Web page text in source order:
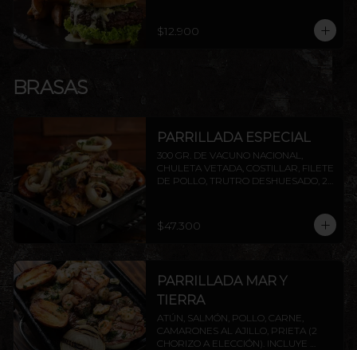
$12.900
BRASAS
PARRILLADA ESPECIAL
300 GR. DE VACUNO NACIONAL,
CHULETA VETADA, COSTILLAR, FILETE
DE POLLO, TRUTRO DESHUESADO, 2
$47.300
PARRILLADA MAR Y
TIERRA
ATÚN, SALMÓN, POLLO, CARNE,
CAMARONES AL AJILLO, PRIETA (2
CHORIZO A ELECCIÓN). INCLUYE